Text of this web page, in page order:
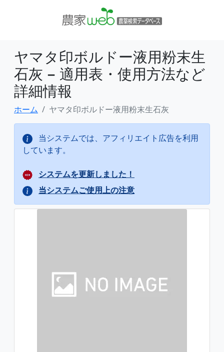
ヤマタ印ボルドー液用粉末生
石灰 − 適用表・使用方法など
詳細情報
ホーム ヤマタ印ボルドー液用粉末生石灰
当システムでは、アフィリエイト広告を利用
しています。
システムを更新しました！
当システムご使用上の注意